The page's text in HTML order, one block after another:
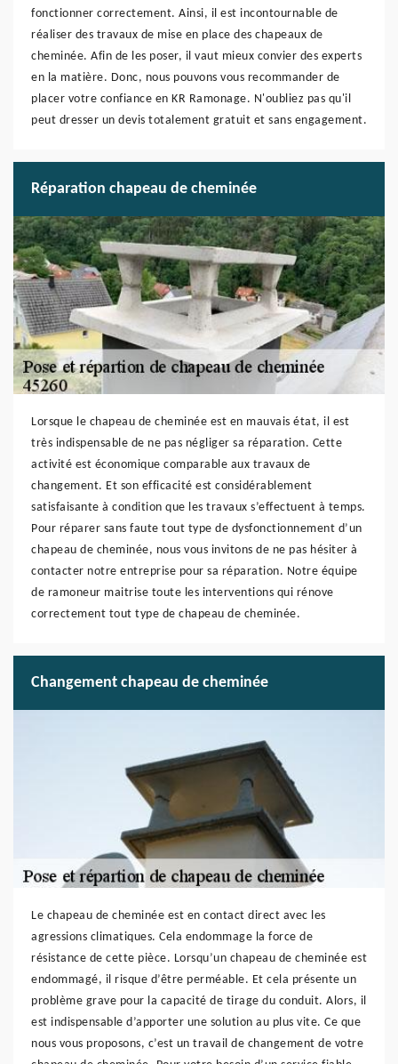
fonctionner correctement. Ainsi, il est incontournable de
réaliser des travaux de mise en place des chapeaux de
cheminée. Afin de les poser, il vaut mieux convier des experts
en la matière. Donc, nous pouvons vous recommander de
placer votre confiance en KR Ramonage. N'oubliez pas qu'il
peut dresser un devis totalement gratuit et sans engagement.
Réparation chapeau de cheminée
Lorsque le chapeau de cheminée est en mauvais état, il est
très indispensable de ne pas négliger sa réparation. Cette
activité est économique comparable aux travaux de
changement. Et son efficacité est considérablement
satisfaisante à condition que les travaux s’effectuent à temps.
Pour réparer sans faute tout type de dysfonctionnement d’un
chapeau de cheminée, nous vous invitons de ne pas hésiter à
contacter notre entreprise pour sa réparation. Notre équipe
de ramoneur maitrise toute les interventions qui rénove
correctement tout type de chapeau de cheminée.
Changement chapeau de cheminée
Le chapeau de cheminée est en contact direct avec les
agressions climatiques. Cela endommage la force de
résistance de cette pièce. Lorsqu’un chapeau de cheminée est
endommagé, il risque d’être perméable. Et cela présente un
problème grave pour la capacité de tirage du conduit. Alors, il
est indispensable d’apporter une solution au plus vite. Ce que
nous vous proposons, c’est un travail de changement de votre